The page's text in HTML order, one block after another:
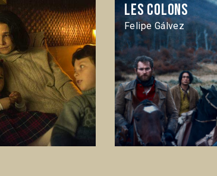
Les colons
Felipe Gálvez